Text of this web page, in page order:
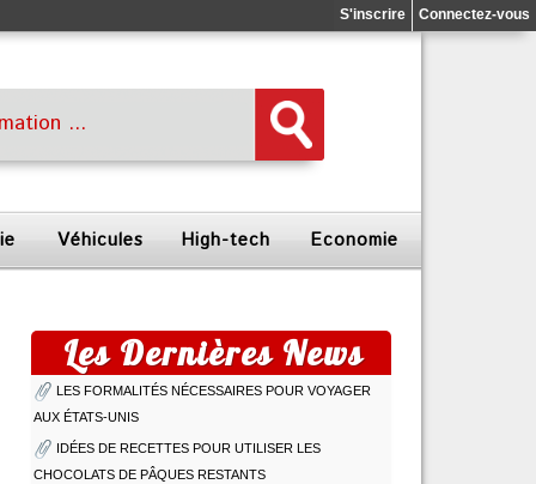
Connectez-vous
S'inscrire
Véhicules High-tech Economie
Les Dernières News
LES FORMALITÉS NÉCESSAIRES POUR VOYAGER
AUX ÉTATS-UNIS
IDÉES DE RECETTES POUR UTILISER LES
CHOCOLATS DE PÂQUES RESTANTS